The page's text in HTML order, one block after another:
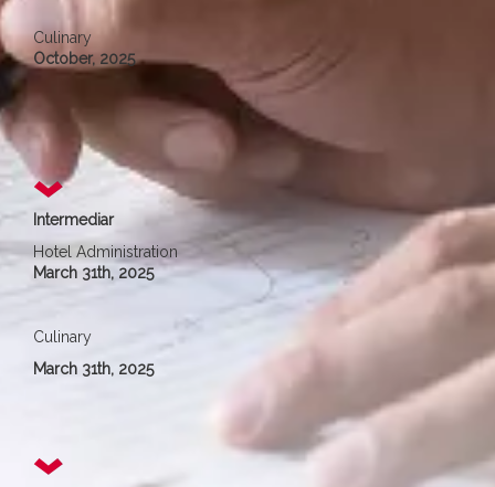
Culinary
October, 2025
Intermediar
Hotel Administration
March 31th, 2025
Culinary
March 31th, 2025